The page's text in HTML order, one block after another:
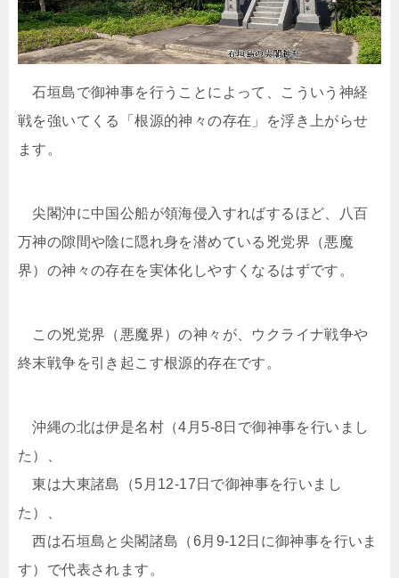
石垣島で御神事を行うことによって、こういう神経
戦を強いてくる「根源的神々の存在」を浮き上がらせ
ます。
尖閣沖に中国公船が領海侵入すればするほど、八百
万神の隙間や陰に隠れ身を潜めている兇党界（悪魔
界）の神々の存在を実体化しやすくなるはずです。
この兇党界（悪魔界）の神々が、ウクライナ戦争や
終末戦争を引き起こす根源的存在です。
沖縄の北は伊是名村（4月5-8日で御神事を行いまし
た）、
東は大東諸島（5月12-17日で御神事を行いまし
た）、
西は石垣島と尖閣諸島（6月9-12日に御神事を行いま
す）で代表されます。